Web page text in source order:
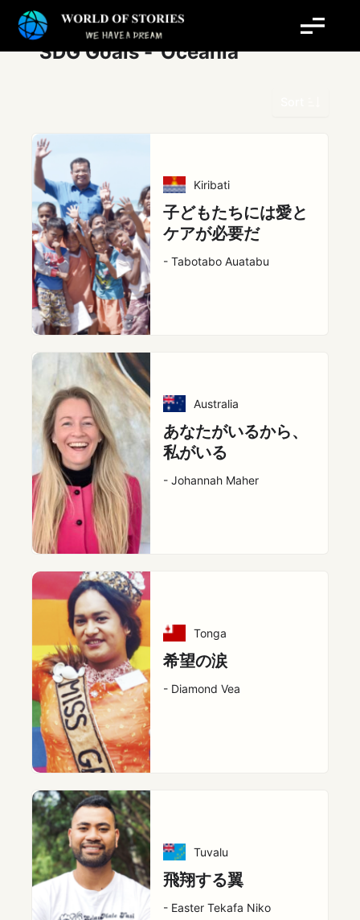
SDG Goals - Oceania
Kiribati
子どもたちには愛と
ケアが必要だ
- Tabotabo Auatabu
Australia
あなたがいるから、
私がいる
- Johannah Maher
Tonga
希望の涙
- Diamond Vea
Tuvalu
飛翔する翼
- Easter Tekafa Niko
投
稿
り